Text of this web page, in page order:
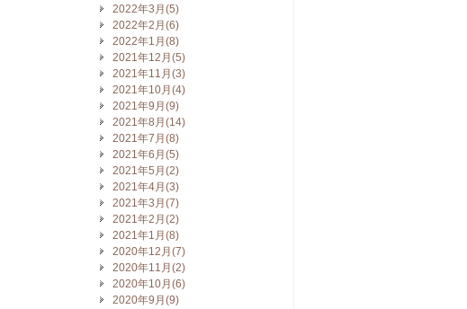
2022年3月(5)
2022年2月(6)
2022年1月(8)
2021年12月(5)
2021年11月(3)
2021年10月(4)
2021年9月(9)
2021年8月(14)
2021年7月(8)
2021年6月(5)
2021年5月(2)
2021年4月(3)
2021年3月(7)
2021年2月(2)
2021年1月(8)
2020年12月(7)
2020年11月(2)
2020年10月(6)
2020年9月(9)